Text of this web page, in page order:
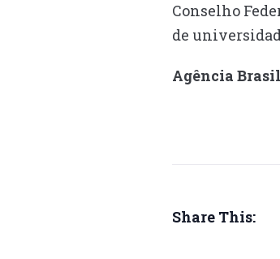
Conselho
de
Agência Brasil
Share This: